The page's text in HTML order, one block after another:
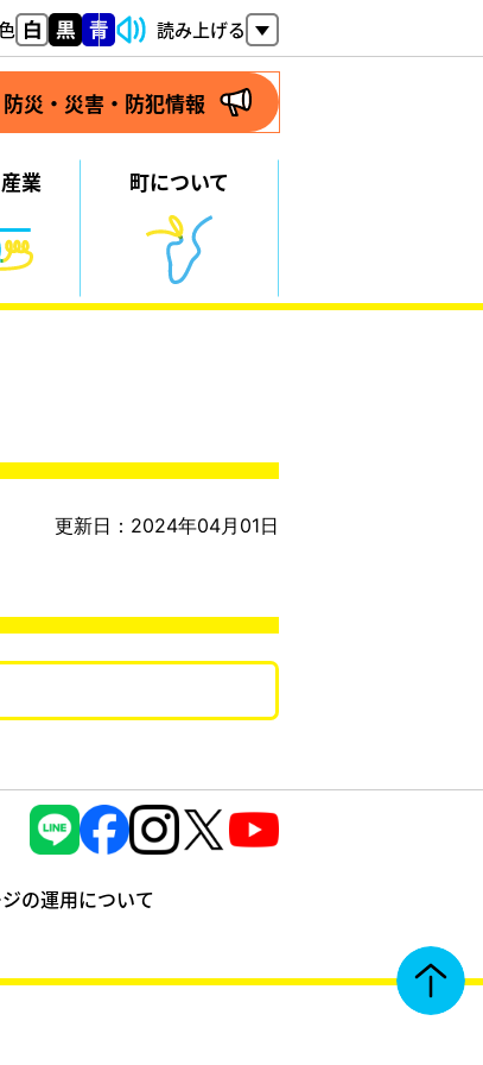
読み上げる
防災・災害・防犯情報
産業 町について
更新日：2024年04月01日
の運⽤について